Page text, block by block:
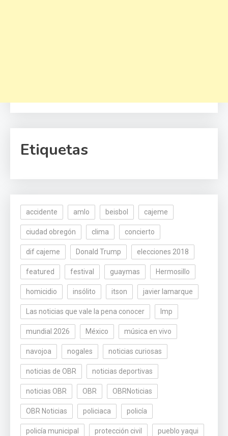
Etiquetas
accidente amlo beisbol cajeme
ciudad obregón clima concierto
dif cajeme Donald Trump elecciones 2018
featured festival guaymas Hermosillo
homicidio insólito itson javier lamarque
Las noticias que vale la pena conocer lmp
mundial 2026 México música en vivo
navojoa nogales noticias curiosas
noticias de OBR noticias deportivas
noticias OBR OBR OBRNoticias
OBR Noticias policiaca policía
policía municipal protección civil pueblo yaqui